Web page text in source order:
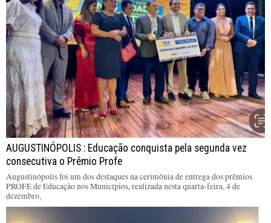
AUGUSTINÓPOLIS : Educação conquista pela segunda vez
consecutiva o Prêmio Profe
Augustinópolis foi um dos destaques na cerimônia de entrega dos prêmios
PROFE de Educação nos Municípios, realizada nesta quarta-feira, 4 de
dezembro,